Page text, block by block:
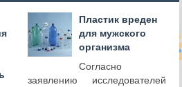
Пластик вреден
для мужского
организма
Согласно
заявлению исследователей